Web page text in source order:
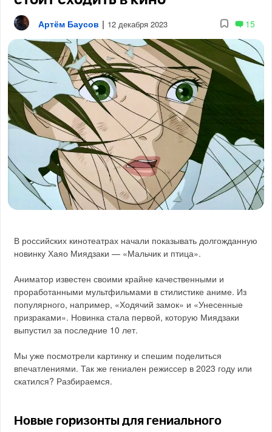
Артём Баусов | 12 декабря 2023 15
В российских кинотеатрах начали показывать долгожданную
новинку Хаяо Миядзаки — «Мальчик и птица».
Аниматор известен своими крайне качественными и
проработанными мультфильмами в стилистике аниме. Из
популярного, например, «Ходячий замок» и «Унесенные
призраками». Новинка стала первой, которую Миядзаки
выпустил за последние 10 лет.
Мы уже посмотрели картинку и спешим поделиться
впечатлениями. Так же гениален режиссер в 2023 году или
скатился? Разбираемся.
Новые горизонты для гениального